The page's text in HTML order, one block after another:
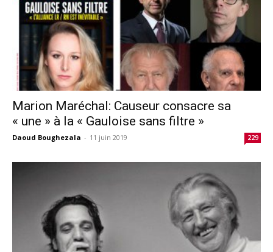
Marion Maréchal: Causeur consacre sa
« une » à la « Gauloise sans filtre »
Daoud Boughezala - 11 juin 2019 229